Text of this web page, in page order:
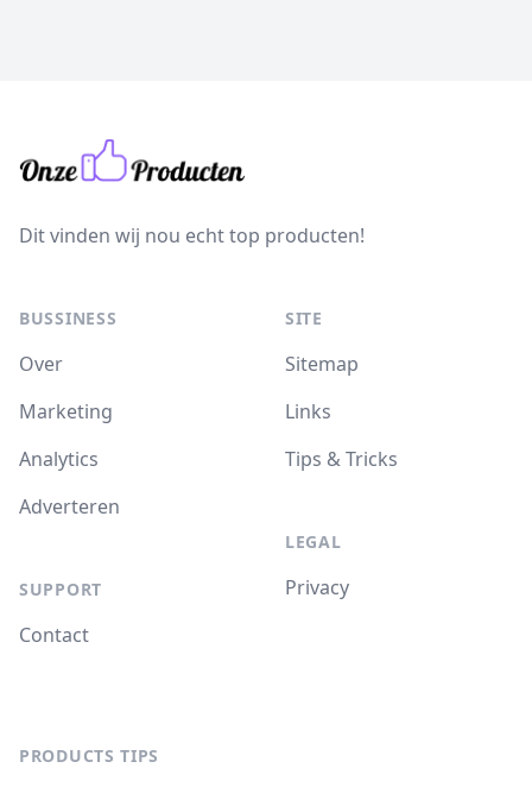
Dit vinden wij nou echt top producten!
BUSSINESS
Over
Marketing
Analytics
Adverteren
SUPPORT
Contact
SITE
Sitemap
Links
Tips & Tricks
LEGAL
Privacy
PRODUCTS TIPS